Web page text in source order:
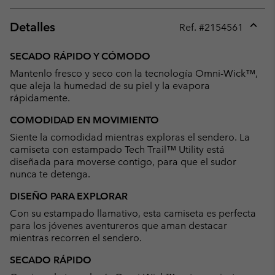
Detalles Ref. #2154561
SECADO RÁPIDO Y CÓMODO
Mantenlo fresco y seco con la tecnología Omni-Wick™,
que aleja la humedad de su piel y la evapora
rápidamente.
COMODIDAD EN MOVIMIENTO
Siente la comodidad mientras exploras el sendero. La
camiseta con estampado Tech Trail™ Utility está
diseñada para moverse contigo, para que el sudor
nunca te detenga.
DISEÑO PARA EXPLORAR
Con su estampado llamativo, esta camiseta es perfecta
para los jóvenes aventureros que aman destacar
mientras recorren el sendero.
SECADO RÁPIDO